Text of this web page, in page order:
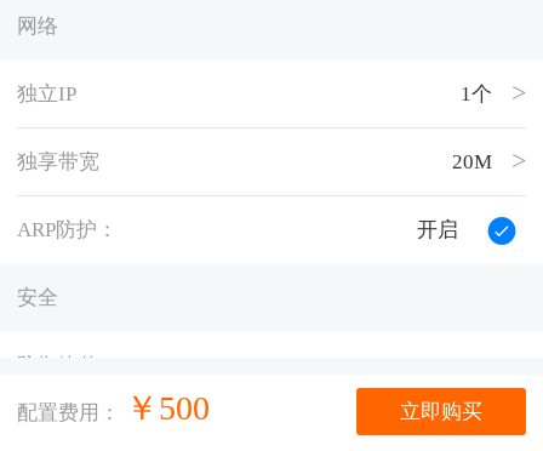
配置费用： ￥ 500 立即购买
网络
独立IP 1个
独享带宽 20M
ARP防护： 开启
安全
防御峰值：